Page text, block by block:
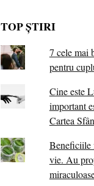
TOP ȘTIRI
7 cele mai
pentru
Cine este
important
Cartea
Beneficiile
vie. Au